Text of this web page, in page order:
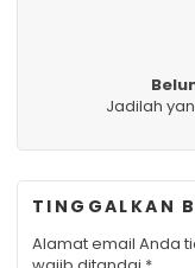
Jadilah
TINGGALKAN
Alamat email Anda